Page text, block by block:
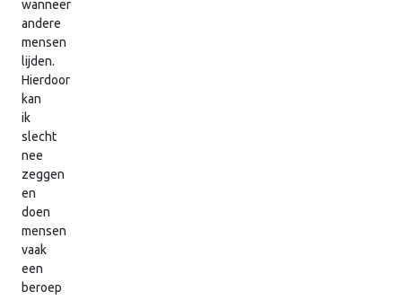
wanneer
andere
mensen
lijden.
Hierdoor
kan
ik
slecht
nee
zeggen
en
doen
mensen
vaak
een
beroep